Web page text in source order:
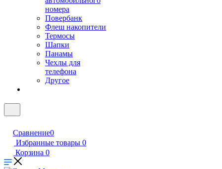
номера
Повербанк
Флеш накопители
Термосы
Шапки
Панамы
Чехлы для
телефона
Другое
Сравнение0
Избранные товары 0
Корзина 0